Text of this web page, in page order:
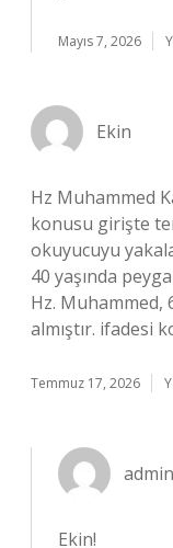
Mayıs 7, 2026
Ekin
Hz Muhammed
konusu girişte
okuyucuyu
40 yaşında
Hz. Muhammed,
almıştır. ifadesi
Temmuz 17, 2026
admin
Ekin!